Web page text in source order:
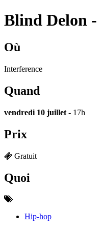
Blind Delon
Où
Interference
Quand
vendredi 10 juillet - 17h
Prix
Gratuit
Quoi
Hip-hop